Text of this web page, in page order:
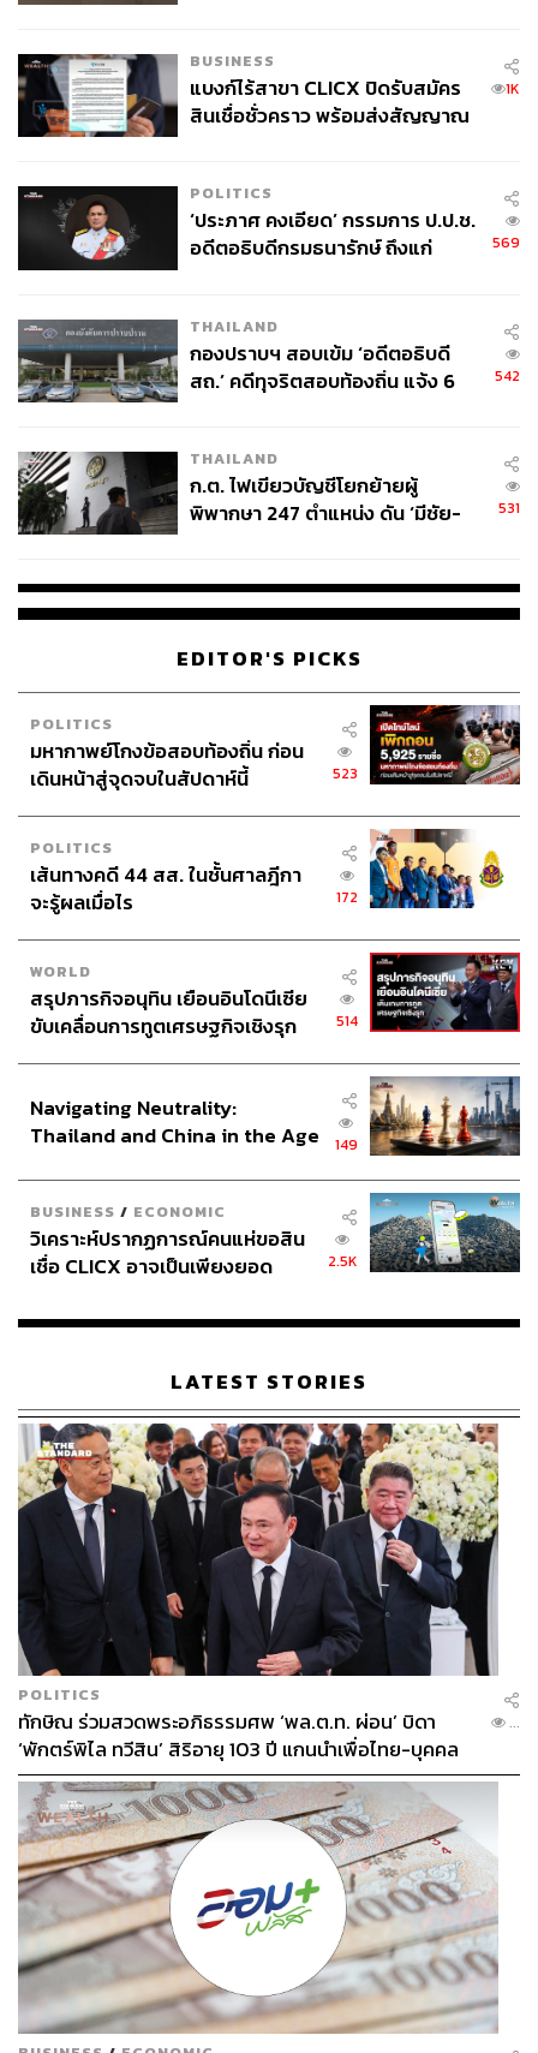
BUSINESS
แบงก์ไร้สาขา CLICX ปิดรับสมัคร
สินเชื่อชั่วคราว พร้อมส่งสัญญาณ
1K
POLITICS
‘ประภาศ คงเอียด’ กรรมการ ป.ป.ช.
อดีตอธิบดีกรมธนารักษ์ ถึงแก่
569
THAILAND
กองปราบฯ สอบเข้ม ‘อดีตอธิบดี
สถ.’ คดีทุจริตสอบท้องถิ่น แจ้ง 6
542
THAILAND
ก.ต. ไฟเขียวบัญชีโยกย้ายผู้
พิพากษา 247 ตำแหน่ง ดัน ‘มีชัย-
531
EDITOR'S PICKS
POLITICS
มหากาพย์โกงข้อสอบท้องถิ่น ก่อน
เดินหน้าสู่จุดจบในสัปดาห์นี้
523
POLITICS
เส้นทางคดี 44 สส. ในชั้นศาลฎีกา
จะรู้ผลเมื่อไร
172
WORLD
สรุปภารกิจอนุทิน เยือนอินโดนีเซีย
ขับเคลื่อนการทูตเศรษฐกิจเชิงรุก
514
Navigating Neutrality:
Thailand and China in the Age
149
BUSINESS / ECONOMIC
วิเคราะห์ปรากฏการณ์คนแห่ขอสิน
เชื่อ CLICX อาจเป็นเพียงยอด
เรือนไทยที่ถูกซุกไว้
2.5K
LATEST STORIES
POLITICS
ทักษิณ ร่วมสวดพระอภิธรรมศพ ‘พล.ต.ท. ผ่อน’ บิดา
‘พักตร์พิไล ทวีสิน’ สิริอายุ 103 ปี แกนนำเพื่อไทย-บุคคล
หลากวงการร่วมอาลัย
...